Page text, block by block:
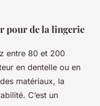
pour de la lingerie
entre 80 et 200
en dentelle ou en
matériaux, la
C’est un